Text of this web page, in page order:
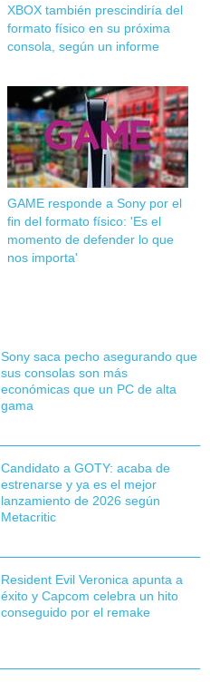
XBOX también prescindiría del
formato físico en su próxima
consola, según un informe
GAME responde a Sony por el
fin del formato físico: 'Es el
momento de defender lo que
nos importa'
Sony saca pecho asegurando que
sus consolas son más
económicas que un PC de alta
gama
Candidato a GOTY: acaba de
estrenarse y ya es el mejor
lanzamiento de 2026 según
Metacritic
Resident Evil Veronica apunta a
éxito y Capcom celebra un hito
conseguido por el remake